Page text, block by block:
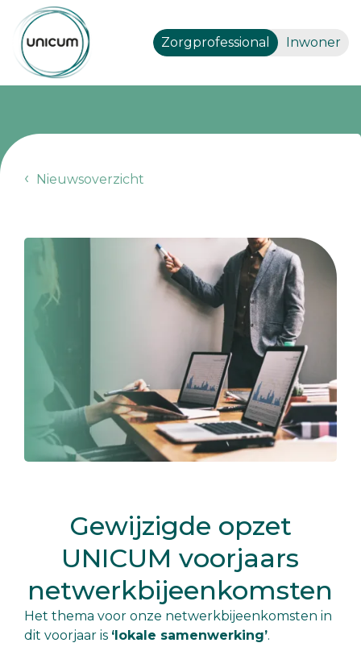
Zorgprofessional Inwoner
Nieuwsoverzicht
Gewijzigde opzet
UNICUM voorjaars
netwerkbijeenkomsten
Het thema voor onze netwerkbijeenkomsten in
dit voorjaar is ‘lokale samenwerking’.